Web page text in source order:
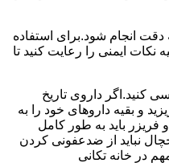
انجام شود.برای استفاده
نکات ایمنی را رعایت کنید تا
کنید.اگر داروی تاریخ
و بقیه داروهای خود را به
فریزر باید به طور کامل
نباید از ضدعفونی کردن
در خانه تکانی